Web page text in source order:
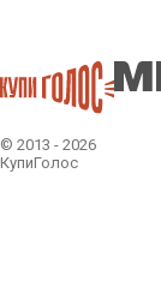
© 2013 - 2026
КупиГолос